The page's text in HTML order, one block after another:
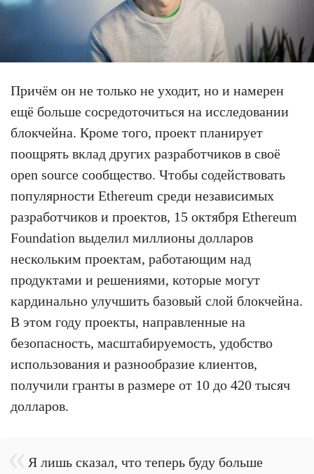
Причём он не только не уходит, но и намерен
ещё больше сосредоточиться на исследовании
блокчейна. Кроме того, проект планирует
поощрять вклад других разработчиков в своё
open source сообщество. Чтобы содействовать
популярности Ethereum среди независимых
разработчиков и проектов, 15 октября Ethereum
Foundation выделил миллионы долларов
нескольким проектам, работающим над
продуктами и решениями, которые могут
кардинально улучшить базовый слой блокчейна.
В этом году проекты, направленные на
безопасность, масштабируемость, удобство
использования и разнообразие клиентов,
получили гранты в размере от 10 до 420 тысяч
долларов.
Я лишь сказал, что теперь буду больше